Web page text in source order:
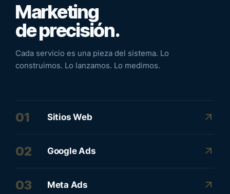
Marketing
de precisión.
Cada servicio es una pieza del sistema. Lo
construimos. Lo lanzamos. Lo medimos.
01 Sitios Web arrow_outward
02 Google Ads arrow_outward
03 Meta Ads arrow_outward